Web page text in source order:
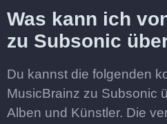
Was kann ich
zu Subsonic
Du kannst die folgenden
MusicBrainz zu Subsonic
Alben und Künstler. Die